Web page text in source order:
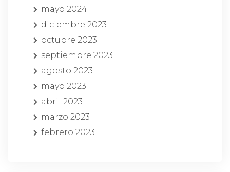
mayo 2024
diciembre 2023
octubre 2023
septiembre 2023
agosto 2023
mayo 2023
abril 2023
marzo 2023
febrero 2023